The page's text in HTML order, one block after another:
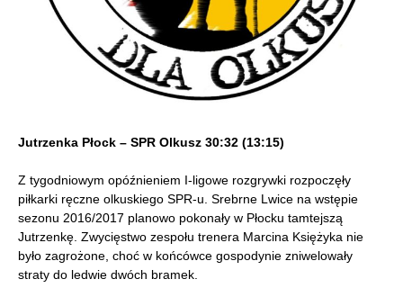
Jutrzenka Płock – SPR Olkusz 30:32 (13:15)
Z tygodniowym opóźnieniem I-ligowe rozgrywki rozpoczęły
piłkarki ręczne olkuskiego SPR-u. Srebrne Lwice na wstępie
sezonu 2016/2017 planowo pokonały w Płocku tamtejszą
Jutrzenkę. Zwycięstwo zespołu trenera Marcina Księżyka nie
było zagrożone, choć w końcówce gospodynie zniwelowały
straty do ledwie dwóch bramek.